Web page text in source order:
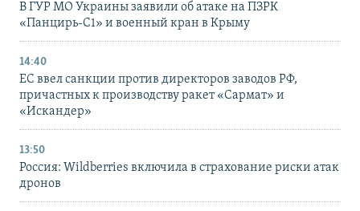
В ГУР МО Украины заявили об атаке на ПЗРК
«Панцирь-С1» и военный кран в Крыму
14:40
ЕС ввел санкции против директоров заводов РФ,
причастных к производству ракет «Сармат» и
«Искандер»
13:50
Россия: Wildberries включила в страхование риски атак
дронов